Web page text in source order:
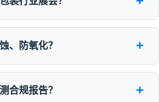
、防氧化？ +
合规报告？ +